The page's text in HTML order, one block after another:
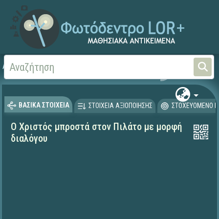
Αρχική Καινή
ΒΑΣΙΚΑ ΣΤΟΙΧΕΙΑ ΣΤΟΙΧΕΙΑ ΑΞΙΟΠΟΙΗΣΗΣ ΣΤΟΧΕΥΟΜΕΝΟ
Ο Χριστός μπροστά στον Πιλάτο με μορφή
διαλόγου